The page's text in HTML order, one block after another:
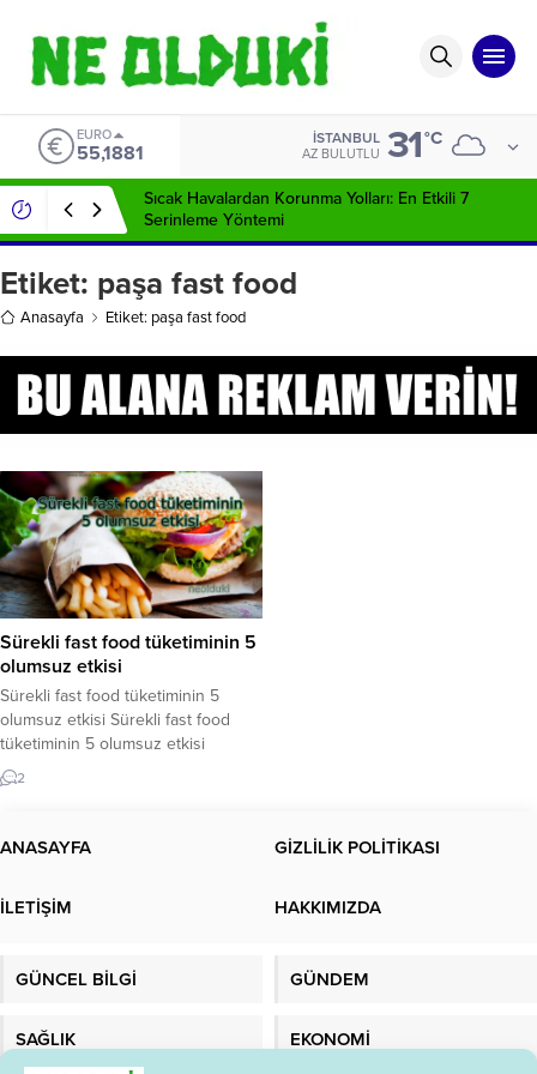
EURO
55,1881
İSTANBUL
AZ BULUTLU 31°C
Sıcak Havalardan Korunma Yolları: En Etkili 7
Serinleme Yöntemi
Etiket: paşa fast food
Anasayfa Etiket: paşa fast food
Sürekli fast food tüketiminin 5
olumsuz etkisi
Sürekli fast food tüketiminin 5
olumsuz etkisi Sürekli fast food
tüketiminin 5 olumsuz etkisi
bulunmaktadır. Fast food aşırı
tüketimi neye sebep olur ?Sürekli
programlarımız, tüketime
kullanmamıza neden oldu.
vücudumuza...
2
ANASAYFA GİZLİLİK POLİTİKASI
İLETİŞİM HAKKIMIZDA
GÜNCEL BİLGİ GÜNDEM
SAĞLIK EKONOMİ